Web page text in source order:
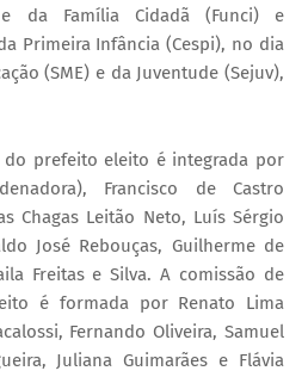
da Família Cidadã (Funci) e
Primeira Infância (Cespi), no dia
(SME) e da Juventude (Sejuv),
do prefeito eleito é integrada por
Francisco de Castro
Chagas Leitão Neto, Luís Sérgio
José Rebouças, Guilherme de
Freitas e Silva. A comissão de
é formada por Renato Lima
Fernando Oliveira, Samuel
Juliana Guimarães e Flávia